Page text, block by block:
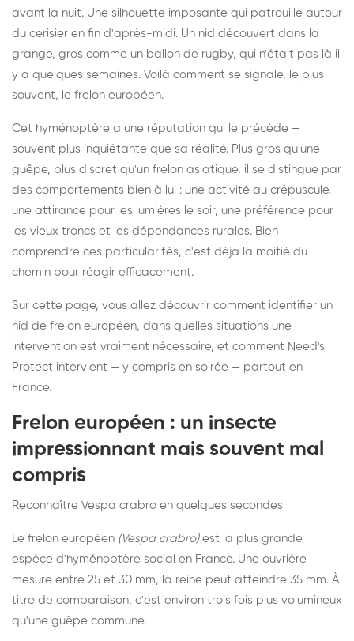
avant la nuit. Une silhouette imposante qui patrouille autour
du cerisier en fin d'après-midi. Un nid découvert dans la
grange, gros comme un ballon de rugby, qui n'était pas là il
y a quelques semaines. Voilà comment se signale, le plus
souvent, le frelon européen.
Cet hyménoptère a une réputation qui le précède —
souvent plus inquiétante que sa réalité. Plus gros qu'une
guêpe, plus discret qu'un frelon asiatique, il se distingue par
des comportements bien à lui : une activité au crépuscule,
une attirance pour les lumières le soir, une préférence pour
les vieux troncs et les dépendances rurales. Bien
comprendre ces particularités, c'est déjà la moitié du
chemin pour réagir efficacement.
Sur cette page, vous allez découvrir comment identifier un
nid de frelon européen, dans quelles situations une
intervention est vraiment nécessaire, et comment Need's
Protect intervient — y compris en soirée — partout en
France.
Frelon européen : un insecte
impressionnant mais souvent mal
compris
Reconnaître Vespa crabro en quelques secondes
Le frelon européen (Vespa crabro)est la plus grande
espèce d'hyménoptère social en France. Une ouvrière
mesure entre 25 et 30 mm, la reine peut atteindre 35 mm. À
titre de comparaison, c'est environ trois fois plus volumineux
qu'une guêpe commune.